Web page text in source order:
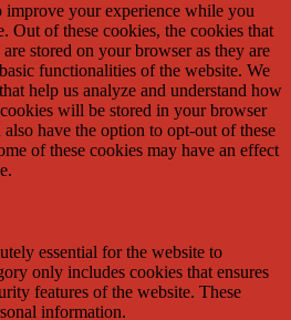
improve your experience while you
Out of these cookies, the cookies that
are stored on your browser as they are
functionalities of the website. We
help us analyze and understand how
will be stored in your browser
have the option to opt-out of these
of these cookies may have an effect
essential for the website to
only includes cookies that ensures
features of the website. These
information.